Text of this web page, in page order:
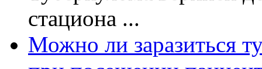
стациона ...
Можно ли заразиться